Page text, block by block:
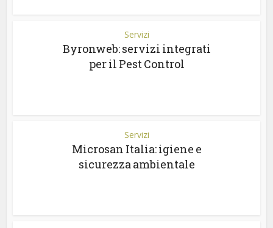
Servizi
Byronweb: servizi integrati
per il Pest Control
Servizi
Microsan Italia: igiene e
sicurezza ambientale